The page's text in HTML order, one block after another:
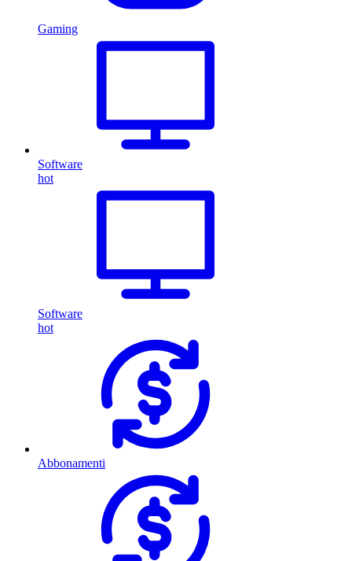
Gaming
Software
hot
Software
hot
Abbonamenti